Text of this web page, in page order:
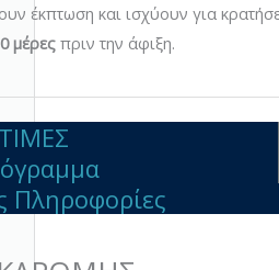
έκπτωση και ισχύουν για
μέρεςπριν την άφιξη.
ΤΙΜΕΣ
Πληροφορίες